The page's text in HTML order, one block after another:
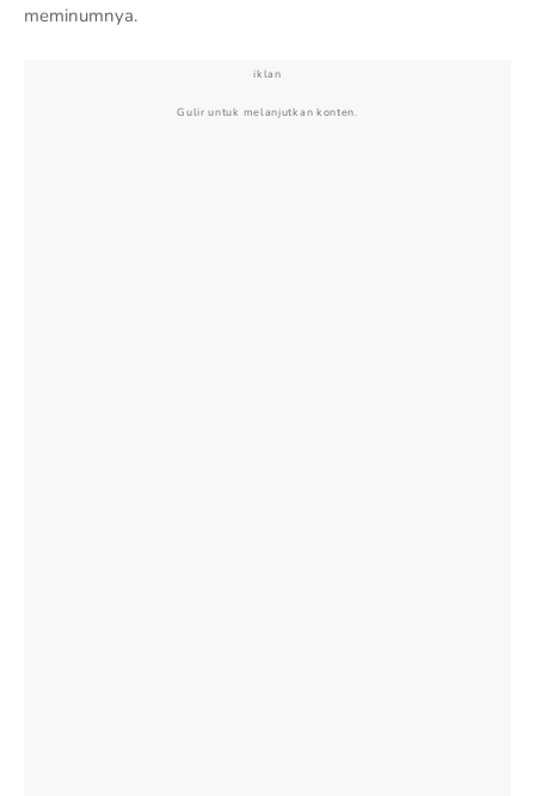
meminumnya.
iklan
Gulir untuk melanjutkan konten.